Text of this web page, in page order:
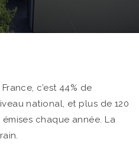
c’est 44% de
national, et plus de 120
chaque année. La